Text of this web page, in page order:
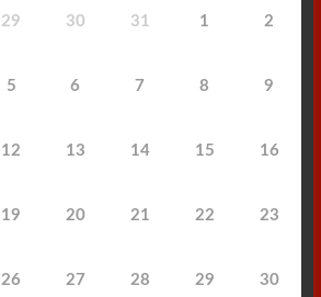
29 30 31 1 2
5 6 7 8 9
12 13 14 15 16
19 20 21 22 23
26 27 28 29 30